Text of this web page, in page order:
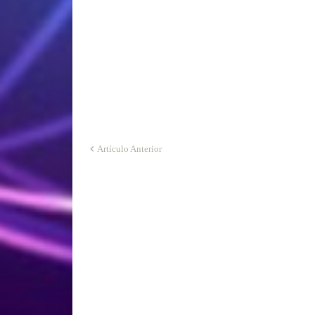
Artículo Anterior